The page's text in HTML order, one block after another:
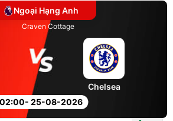
Ngoại Hạng Anh
Craven Cottage
02:00- 25-08-2026
Chelsea